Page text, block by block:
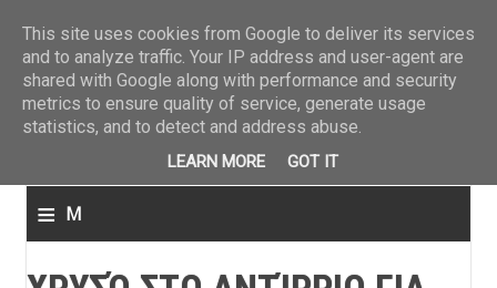
≡ M
This site uses cookies from Google to deliver its services
and to analyze traffic. Your IP address and user-agent are
shared with Google along with performance and security
metrics to ensure quality of service, generate usage
statistics, and to detect and address abuse.
LEARN MORE GOT IT